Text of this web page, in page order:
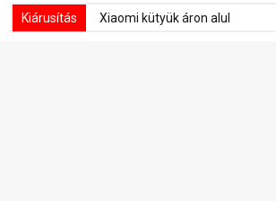
Kiárusítás Xiaomi kütyük áron alul